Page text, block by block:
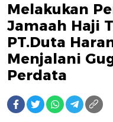
Melakukan
Jamaah Haji
PT.Duta
Menjalani
Perdata